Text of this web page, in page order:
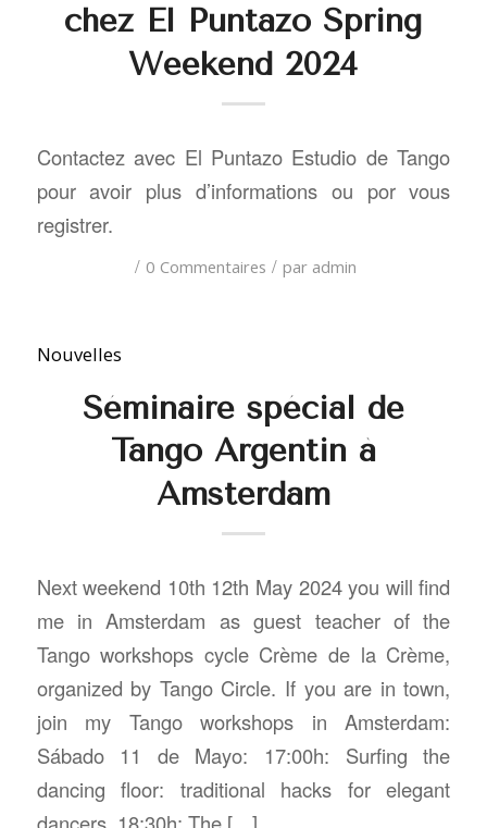
chez El Puntazo Spring
Weekend 2024
Contactez avec El Puntazo Estudio de Tango
pour avoir plus d’informations ou por vous
registrer.
/ 0 Commentaires / par admin
Nouvelles
Séminaire spécial de
Tango Argentin à
Amsterdam
Next weekend 10th 12th May 2024 you will find
me in Amsterdam as guest teacher of the
Tango workshops cycle Crème de la Crème,
organized by Tango Circle. If you are in town,
join my Tango workshops in Amsterdam:
Sábado 11 de Mayo: 17:00h: Surfing the
dancing floor: traditional hacks for elegant